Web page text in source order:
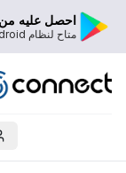
احصل عليه من Google Play
متاح لنظام Android